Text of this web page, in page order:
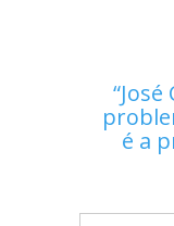
José
é a